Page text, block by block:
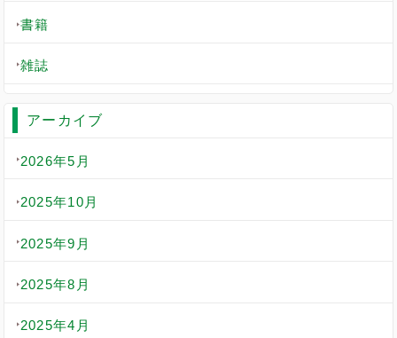
書籍
雑誌
アーカイブ
2026年5月
2025年10月
2025年9月
2025年8月
2025年4月